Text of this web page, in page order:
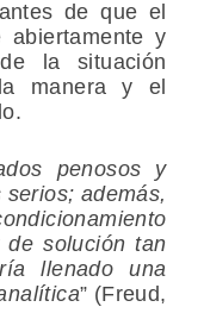
de que el
abiertamente y
la situación
manera y el
penosos y
además,
solución tan
llenado una
” (Freud,